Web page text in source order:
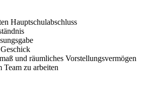
Hauptschulabschluss
und räumliches Vorstellungsvermögen
zu arbeiten